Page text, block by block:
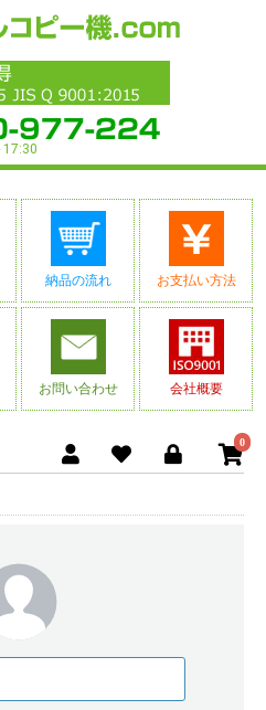
17:30
納品の流れ お支払い方法
お問い合わせ 会社概要
0